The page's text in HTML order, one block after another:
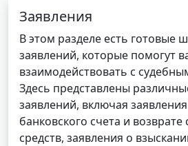
Заявления
В этом разделе есть готовые
заявлений, которые помогут
взаимодействовать с
Здесь представлены
заявлений, включая
банковского счета и
средств, заявления о